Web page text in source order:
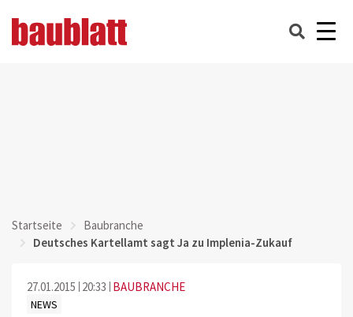
Startseite
Baubranche
Deutsches Kartellamt sagt Ja zu Implenia-Zukauf
27.01.2015 20:33 BAUBRANCHE
NEWS